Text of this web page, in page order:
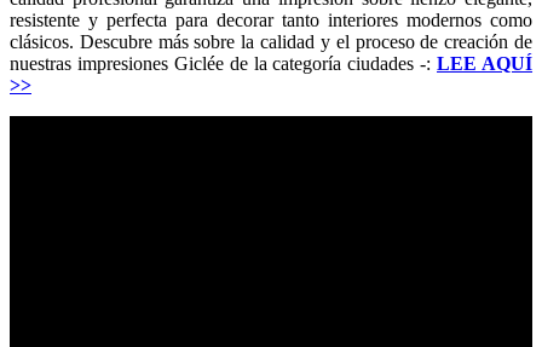
resistente y perfecta para decorar tanto interiores modernos como
clásicos. Descubre más sobre la calidad y el proceso de creación de
nuestras impresiones Giclée de la categoría ciudades -:LEE AQUÍ
>>